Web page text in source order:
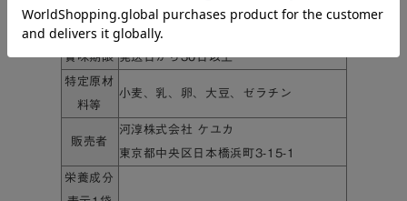
個数 10個
保存方法 直射日光、高温多湿を避けて保存
賞味期限 発送日から30日以上
特定原材
料等
小麦、乳、卵、大豆、ゼラチン
販売者
河淳株式会社 ケユカ
東京都中央区日本橋浜町3-15-1
栄養成分